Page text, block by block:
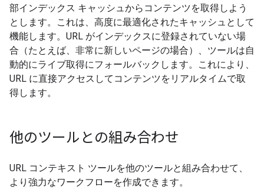
部インデックス キャッシュからコンテンツを取得しよう
とします。これは、高度に最適化されたキャッシュとして
機能します。URL がインデックスに登録されていない場
合（たとえば、非常に新しいページの場合）、ツールは自
動的にライブ取得にフォールバックします。これにより、
URL に直接アクセスしてコンテンツをリアルタイムで取
得します。
他のツールとの組み合わせ
URL コンテキスト ツールを他のツールと組み合わせて、
より強力なワークフローを作成できます。